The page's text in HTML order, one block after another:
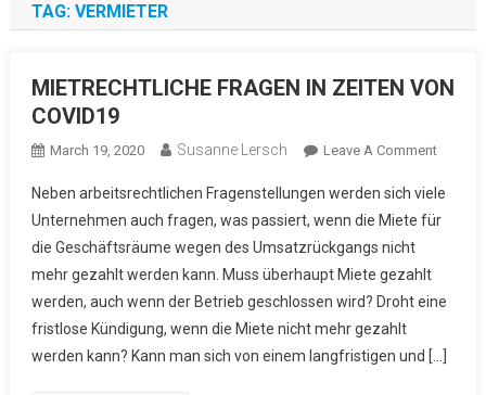
TAG: VERMIETER
MIETRECHTLICHE FRAGEN IN ZEITEN VON
COVID19
March 19, 2020 Susanne Lersch Leave A CommentOn
ZEITEN
Neben arbeitsrechtlichen Fragenstellungen werden sich viele
Unternehmen auch fragen, was passiert, wenn die Miete für
die Geschäftsräume wegen des Umsatzrückgangs nicht
mehr gezahlt werden kann. Muss überhaupt Miete gezahlt
werden, auch wenn der Betrieb geschlossen wird? Droht eine
fristlose Kündigung, wenn die Miete nicht mehr gezahlt
werden kann? Kann man sich von einem langfristigen und […]